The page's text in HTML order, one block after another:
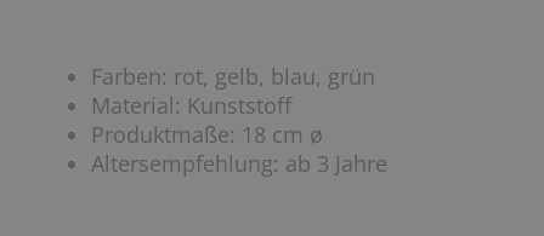
Farben: rot, gelb, blau, grün
Material: Kunststoff
Produktmaße: 18 cm ø
Altersempfehlung: ab 3 Jahre